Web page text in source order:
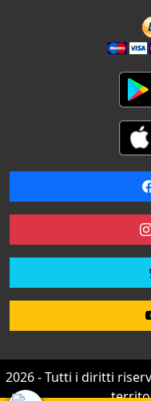
2026 - Tutti i diritti